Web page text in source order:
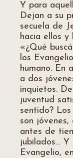
Y para
Dejan a su
secuela de
hacia ellos y
«¿Qué
los
humano. En
a dos
inquietos.
juventud
sentido?
son
antes de
jubilados…
Evangelio,